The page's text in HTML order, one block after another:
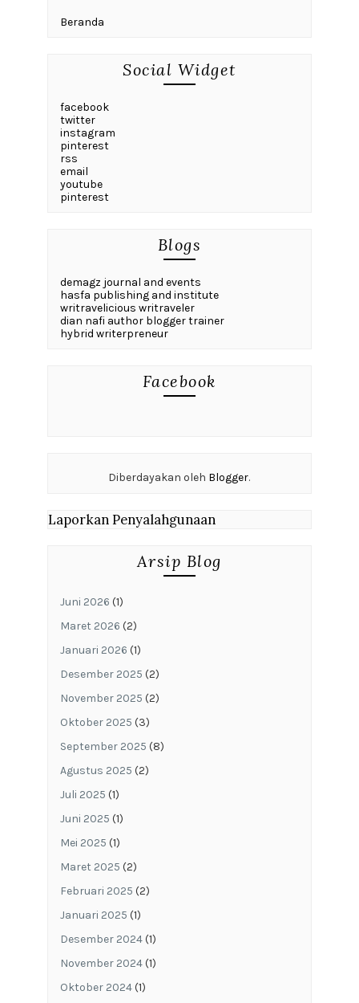
Beranda
Social Widget
facebook
twitter
instagram
pinterest
rss
email
youtube
pinterest
Blogs
demagz journal and events
hasfa publishing and institute
writravelicious writraveler
dian nafi author blogger trainer
hybrid writerpreneur
Facebook
Diberdayakan oleh Blogger.
Laporkan Penyalahgunaan
Arsip Blog
Juni 2026 (1)
Maret 2026 (2)
Januari 2026 (1)
Desember 2025 (2)
November 2025 (2)
Oktober 2025 (3)
September 2025 (8)
Agustus 2025 (2)
Juli 2025 (1)
Juni 2025 (1)
Mei 2025 (1)
Maret 2025 (2)
Februari 2025 (2)
Januari 2025 (1)
Desember 2024(1)
November 2024(1)
Oktober 2024(1)